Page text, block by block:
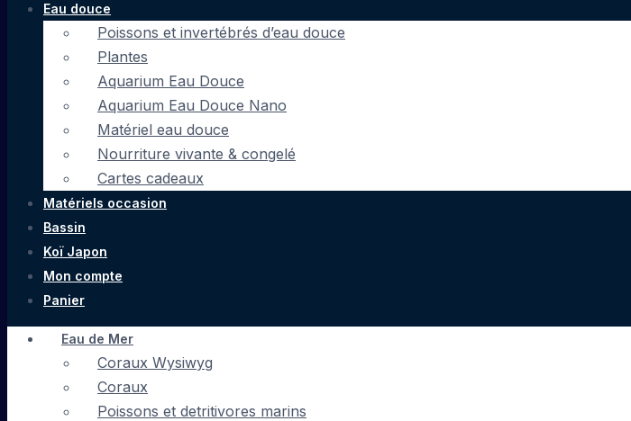
Eau douce
Poissons et invertébrés d’eau douce
Plantes
Aquarium Eau Douce
Aquarium Eau Douce Nano
Matériel eau douce
Nourriture vivante & congelé
Cartes cadeaux
Matériels occasion
Bassin
Koï Japon
Mon compte
Panier
Eau de Mer
Coraux Wysiwyg
Coraux
Poissons et detritivores marins